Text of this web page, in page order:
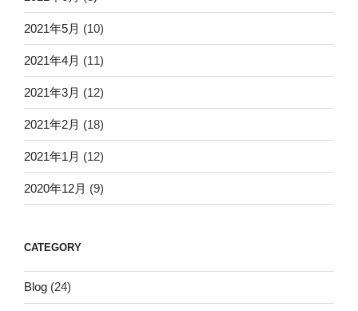
2021年5月 (10)
2021年4月 (11)
2021年3月 (12)
2021年2月 (18)
2021年1月 (12)
2020年12月 (9)
CATEGORY
Blog (24)